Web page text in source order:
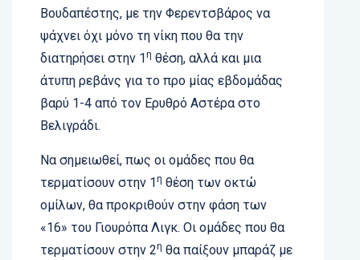
Βουδαπέστης, με την Φερεντσβάρος να
ψάχνει όχι μόνο τη νίκη που θα την
διατηρήσει στην 1η θέση, αλλά και μια
άτυπη ρεβάνς για το προ μίας εβδομάδας
βαρύ 1-4 από τον Ερυθρό Αστέρα στο
Βελιγράδι.
Να σημειωθεί, πως οι ομάδες που θα
τερματίσουν στην 1η θέση των οκτώ
ομίλων, θα προκριθούν στην φάση των
«16» του Γιουρόπα Λιγκ. Οι ομάδες που θα
τερματίσουν στην 2η θα παίξουν μπαράζ με